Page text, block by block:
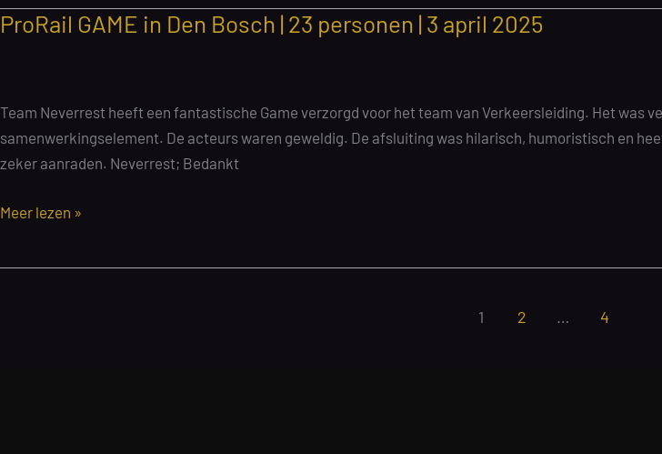
september
GAME
20
juli
ProRail GAME in Den Bosch | 23 personen | 3 april 2025
Team Neverrest heeft een fantastische Game verzorgd voor het team van Verkeersleiding. Het was
samenwerkingselement. De acteurs waren geweldig. De afsluiting was hilarisch, humoristisch en
zeker aanraden. Neverrest; Bedankt
ProRail
Meer lezen »
1 2 … 4